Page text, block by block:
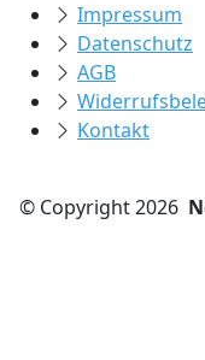
Impressum
Datenschutz
AGB
Kontakt
© Copyright 2026